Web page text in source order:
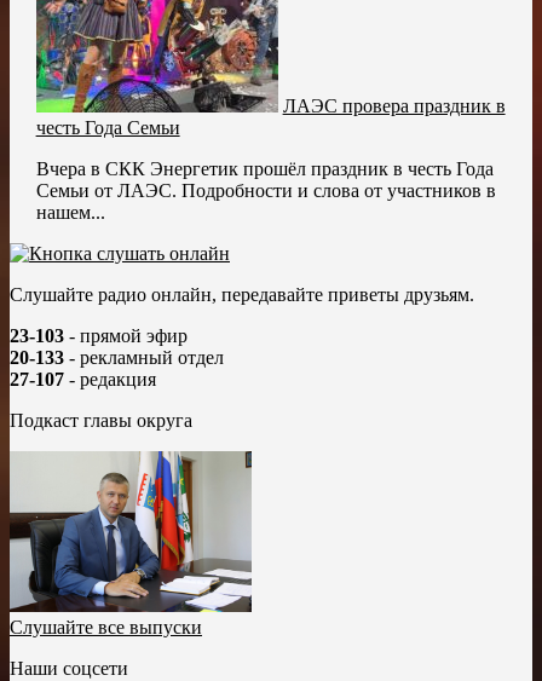
ЛАЭС провера праздник в
честь Года Семьи
Вчера в СКК Энергетик прошёл праздник в честь Года
Семьи от ЛАЭС. Подробности и слова от участников в
нашем...
Слушайте радио онлайн, передавайте приветы друзьям.
23-103 - прямой эфир
20-133 - рекламный отдел
27-107 - редакция
Подкаст главы округа
Слушайте все выпуски
Наши соцсети